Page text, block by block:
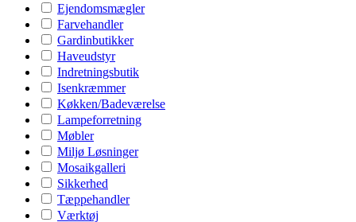
Ejendomsmægler
Farvehandler
Gardinbutikker
Haveudstyr
Indretningsbutik
Isenkræmmer
Køkken/Badeværelse
Lampeforretning
Møbler
Miljø Løsninger
Mosaikgalleri
Sikkerhed
Tæppehandler
Værktøj